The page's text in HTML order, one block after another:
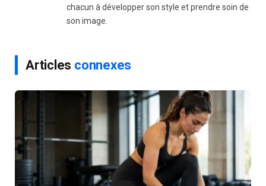
chacun à développer son style et prendre soin de
son image.
Articles connexes